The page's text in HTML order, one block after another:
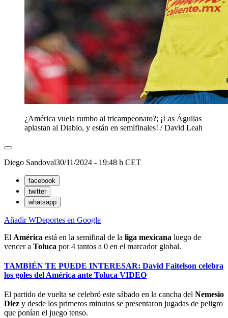
¿América vuela rumbo al tricampeonato?; ¡Las Águilas
aplastan al Diablo, y están en semifinales! /David Leah
Diego Sandoval30/11/2024 - 19:48 h CET
facebook
twitter
whatsapp
Añadir WDeportes en Google
El América está en la semifinal de la liga mexicana luego de
vencer a Toluca por 4 tantos a 0 en el marcador global.
TAMBIÉN TE PUEDE INTERESAR: David Faitelson celebra
los goles del América ante Toluca VIDEO
El partido de vuelta se celebró este sábado en la cancha del Nemesio
Diez y desde los primeros minutos se presentaron jugadas de peligro
que ponían el juego tenso.